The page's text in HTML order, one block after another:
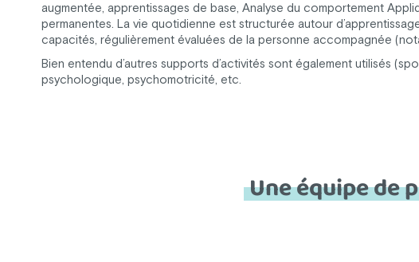
augmentée, apprentissages de base, Analyse du comportement
permanentes. La vie quotidienne est structurée autour
capacités, régulièrement évaluées de la personne accompagnée
Bien entendu d’autres supports d’activités sont également utilisés
psychologique, psychomotricité, etc.
Une équipe de